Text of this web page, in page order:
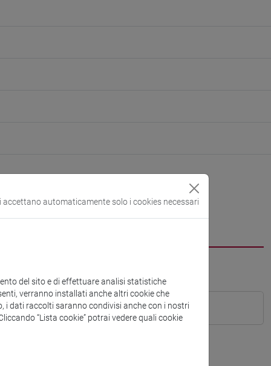
automaticamente solo i cookies necessari
del sito e di effettuare analisi statistiche
verranno installati anche altri cookie che
i dati raccolti saranno condivisi anche con i nostri
“Lista cookie” potrai vedere quali cookie